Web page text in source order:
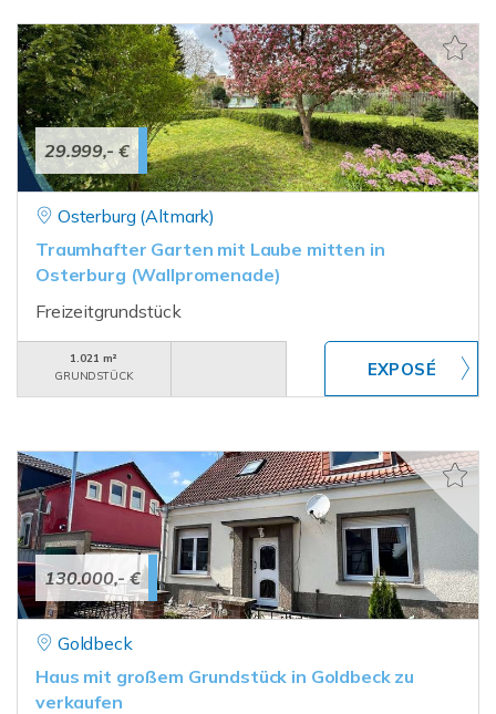
29.999,- €
Osterburg (Altmark)
Traumhafter Garten mit Laube mitten in
Osterburg (Wallpromenade)
Freizeitgrundstück
1.021 m²
GRUNDSTÜCK
130.000,- €
Goldbeck
Haus mit großem Grundstück in Goldbeck zu
verkaufen